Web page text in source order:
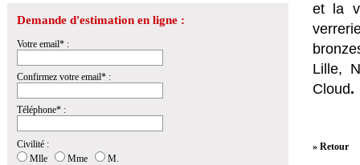
Demande d'estimation en ligne :
Votre email* :
Confirmez votre email* :
Téléphone* :
Civilité :
Mlle
Mme
M.
et la
Lille,
Cloud.
» Retour